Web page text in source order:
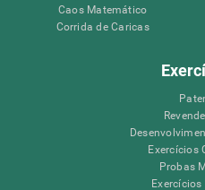
Caos Matemático
Corrida de Caricas
Exercícios
Probas